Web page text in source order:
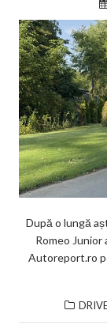
După o lungă
Romeo
Autoreport.ro